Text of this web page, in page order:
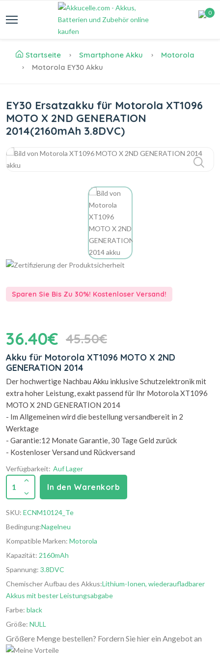
0
Startseite Smartphone Akku
Motorola
Motorola EY30 Akku
EY30 Ersatzakku für Motorola XT1096
MOTO X 2ND GENERATION
2014(2160mAh 3.8DVC)
Sparen Sie Bis Zu 30%! Kostenloser Versand!
36.40€ 45.50€
Akku für Motorola XT1096 MOTO X 2ND
GENERATION 2014
Der hochwertige Nachbau Akku inklusive Schutzelektronik mit
extra hoher Leistung, exakt passend für Ihr Motorola XT1096
MOTO X 2ND GENERATION 2014
- Im Allgemeinen wird die bestellung versandbereit in 2
Werktage
- Garantie:12 Monate Garantie, 30 Tage Geld zurück
- Kostenloser Versand und Rückversand
Verfügbarkeit: Auf Lager
1 In den Warenkorb
SKU: ECNM10124_Te
Bedingung:Nagelneu
Kompatible Marken: Motorola
Kapazität: 2160mAh
Spannung: 3.8DVC
Chemischer Aufbau des Akkus:Lithium-Ionen, wiederaufladbarer
Akkus mit bester Leistungsabgabe
Farbe: black
Größe: NULL
Größere Menge bestellen? Fordern Sie hier ein Angebot an